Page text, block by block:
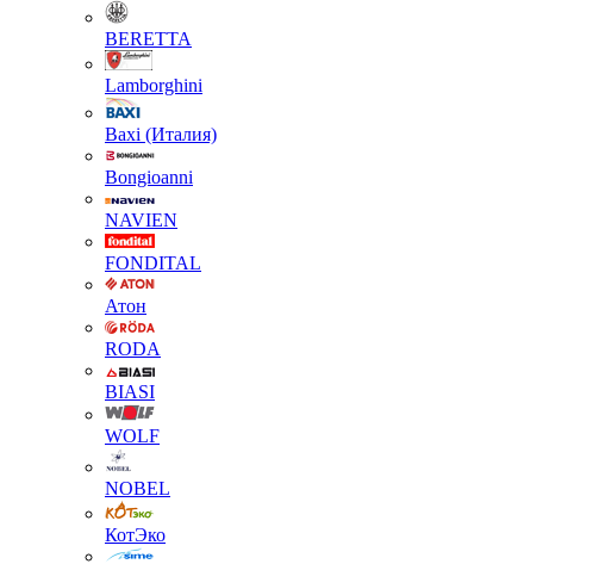
BERETTA
Lamborghini
Baxi (Италия)
Вongioanni
NAVIEN
FONDITAL
Атон
RODA
BIASI
WOLF
NOBEL
КотЭко